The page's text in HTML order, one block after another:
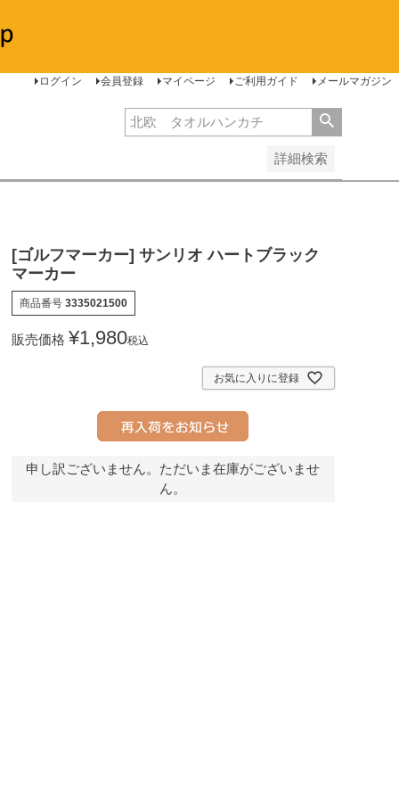
ログイン 会員登録 マイページ ご利用ガイド メールマガジン
詳細検索
順
[ゴルフマーカー] サンリオ ハートブラック
マーカー
商品番号 3335021500
販売価格 ¥1,980税込
お気に入りに登録
申し訳ございません。ただいま在庫がございませ
ん。